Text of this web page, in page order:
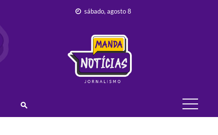
content
sábado, agosto 8
JORNALISMO –
MANDA
NOTÍCIAS